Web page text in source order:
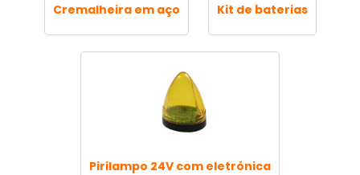
Cremalheira em aço Kit de baterias
Pirilampo 24V com eletrónica